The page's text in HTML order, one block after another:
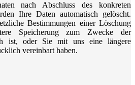
nach Abschluss des konkreten
Ihre Daten automatisch gelöscht.
Bestimmungen einer Löschung
Speicherung zum Zwecke der
ist, oder Sie mit uns eine längere
vereinbart haben.